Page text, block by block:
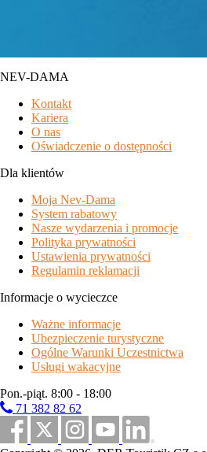
NEV-DAMA
Kontakt
Kariera
O nas
Oświadczenie o dostępności
Dla klientów
Moja Nev-Dama
System rabatowy
Nasze wydarzenia i promocje
Polityka prywatności
Ustawienia prywatności
Regulamin reklamacji
Informacje o wycieczce
Ważne informacje
Ubezpieczenie turystyczne
Ogólne Warunki Uczestnictwa
Usługi wakacyjne
Pon.-piąt. 8:00 - 18:00
71 382 82 62